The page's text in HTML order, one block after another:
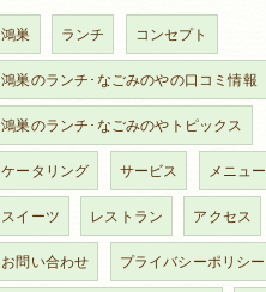
鴻巣 ランチ コンセプト
鴻巣のランチ･なごみのやの口コミ情報
鴻巣のランチ･なごみのやトピックス
ケータリング サービス メニュー
スイーツ レストラン アクセス
お問い合わせ プライバシーポリシー